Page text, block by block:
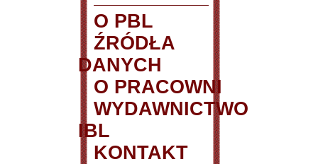
O PBL
ŹRÓDŁA
DANYCH
O PRACOWNI
WYDAWNICTWO
IBL
KONTAKT